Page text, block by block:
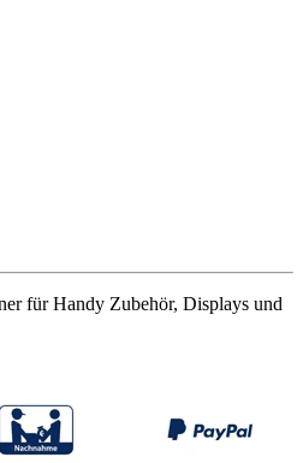
für Handy Zubehör, Displays und